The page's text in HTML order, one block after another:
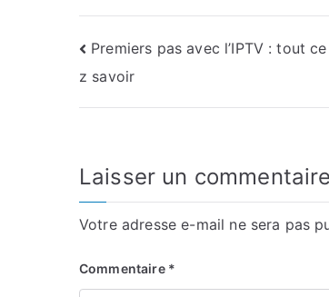
Navigation
de
Premiers pas avec l’IPTV : tout
z savoir
Laisser un commentaire
Votre adresse e-mail ne sera pas
Commentaire *